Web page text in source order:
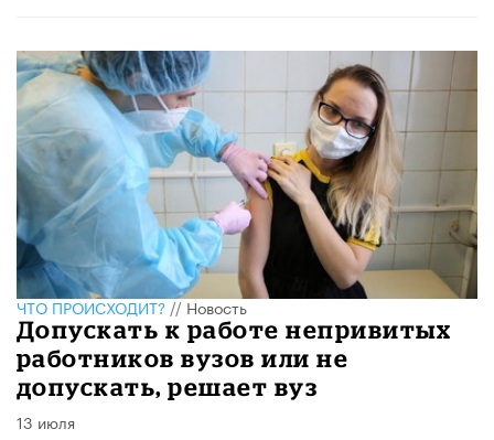
ЧТО ПРОИСХОДИТ?//Новость
Допускать к работе непривитых
работников вузов или не
допускать, решает вуз
13 июля